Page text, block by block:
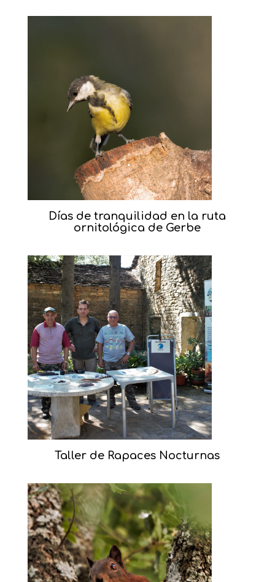
Días de tranquilidad en la ruta
ornitológica de Gerbe
Taller de Rapaces Nocturnas